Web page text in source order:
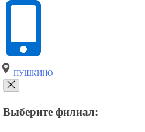
ПУШКИНО
Выберите филиал: